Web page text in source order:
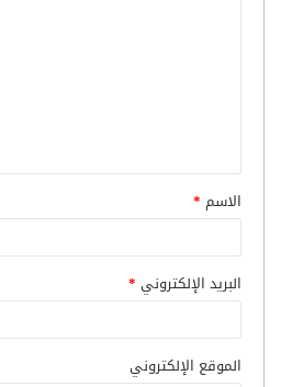
الاسم *
البريد الإلكتروني *
الموقع الإلكتروني